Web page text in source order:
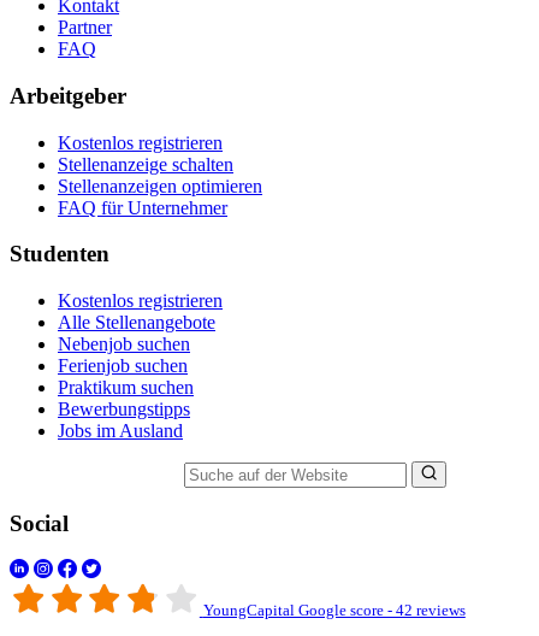
Kontakt
Partner
FAQ
Arbeitgeber
Kostenlos registrieren
Stellenanzeige schalten
Stellenanzeigen optimieren
FAQ für Unternehmer
Studenten
Kostenlos registrieren
Alle Stellenangebote
Nebenjob suchen
Ferienjob suchen
Praktikum suchen
Bewerbungstipps
Jobs im Ausland
Social
YoungCapital Google score - 42 reviews